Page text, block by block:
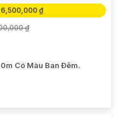
6,500,000 ₫
₫
Có Màu Ban Ðêm.